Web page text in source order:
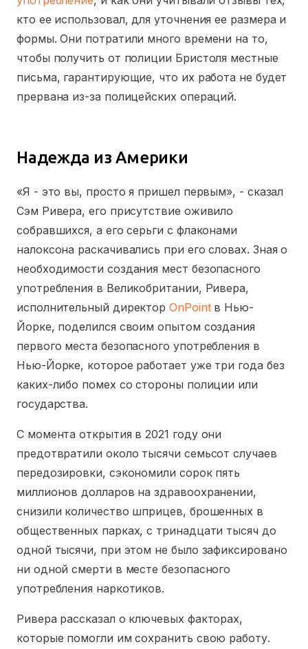
кто ее использовал, для уточнения ее размера и
формы. Они потратили много времени на то,
чтобы получить от полиции Бристоля местные
письма, гарантирующие, что их работа не будет
прервана из-за полицейских операций.
Надежда из Америки
«Я - это вы, просто я пришел первым», - сказал
Сэм Ривера, его присутствие оживило
собравшихся, а его серьги с флаконами
налоксона раскачивались при его словах. Зная о
необходимости создания мест безопасного
употребления в Великобритании, Ривера,
исполнительный директорOnPoint в Нью-
Йорке, поделился своим опытом создания
первого места безопасного употребления в
Нью-Йорке, которое работает уже три года без
каких-либо помех со стороны полиции или
государства.
С момента открытия в 2021 году они
предотвратили около тысячи семьсот случаев
передозировки, сэкономили сорок пять
миллионов долларов на здравоохранении,
снизили количество шприцев, брошенных в
общественных парках, с тринадцати тысяч до
одной тысячи, при этом не было зафиксировано
ни одной смерти в месте безопасного
употребления наркотиков.
Ривера рассказал о ключевых факторах,
которые помогли им сохранить свою работу.